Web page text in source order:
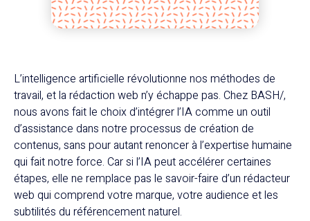
L’intelligence artificielle révolutionne nos méthodes de
travail, et la rédaction web n’y échappe pas. Chez BASH/,
nous avons fait le choix d’intégrer l’IA comme un outil
d’assistance dans notre processus de création de
contenus, sans pour autant renoncer à l’expertise humaine
qui fait notre force. Car si l’IA peut accélérer certaines
étapes, elle ne remplace pas le savoir-faire d’un rédacteur
web qui comprend votre marque, votre audience et les
subtilités du référencement naturel.